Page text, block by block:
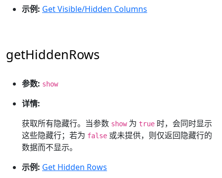
示例: Get Visible/Hidden Columns
getHiddenRows
参数: show
详情:
获取所有隐藏行。当参数 show为 true 时，会同时显示
这些隐藏行；若为 false 或未提供，则仅返回隐藏行的
数据而不显示。
示例: Get Hidden Rows